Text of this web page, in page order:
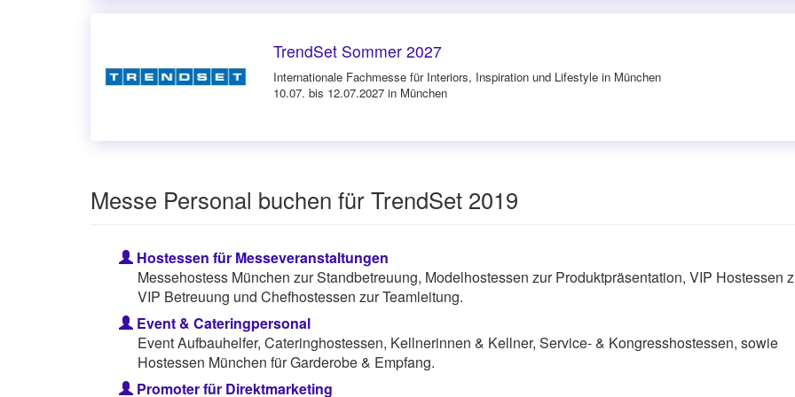
TrendSet Sommer 2027
Internationale Fachmesse für Interiors, Inspiration und Lifestyle in München
10.07. bis 12.07.2027 in München
Messe Personal buchen für TrendSet 2019
Hostessen für Messeveranstaltungen
Messehostess München zur Standbetreuung, Modelhostessen zur Produktpräsentation, VIP Hostessen
VIP Betreuung und Chefhostessen zur Teamleitung.
Event & Cateringpersonal
Event Aufbauhelfer, Cateringhostessen, Kellnerinnen & Kellner, Service- & Kongresshostessen, sowie
Hostessen München für Garderobe & Empfang.
Promoter für Direktmarketing